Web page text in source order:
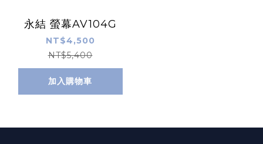
永結 螢幕AV104G
NT$4,500
NT$5,400
加入購物車